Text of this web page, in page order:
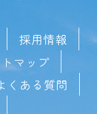
採用情報
マップ
くある質問